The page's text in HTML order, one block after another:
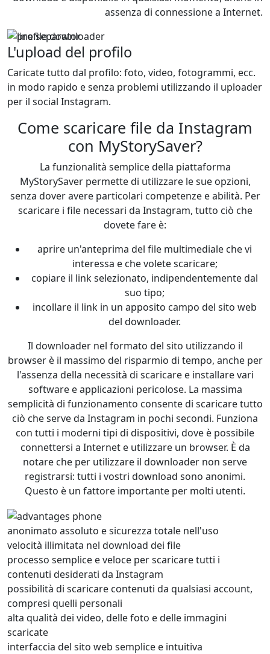
assenza di connessione a Internet.
L'upload del profilo
Caricate tutto dal profilo: foto, video, fotogrammi, ecc.
in modo rapido e senza problemi utilizzando il uploader
per il social Instagram.
Come scaricare file da Instagram
con MyStorySaver?
La funzionalità semplice della piattaforma
MyStorySaver permette di utilizzare le sue opzioni,
senza dover avere particolari competenze e abilità. Per
scaricare i file necessari da Instagram, tutto ciò che
dovete fare è:
aprire un'anteprima del file multimediale che vi
interessa e che volete scaricare;
copiare il link selezionato, indipendentemente dal
suo tipo;
incollare il link in un apposito campo del sito web
del downloader.
Il downloader nel formato del sito utilizzando il
browser è il massimo del risparmio di tempo, anche per
l'assenza della necessità di scaricare e installare vari
software e applicazioni pericolose. La massima
semplicità di funzionamento consente di scaricare tutto
ciò che serve da Instagram in pochi secondi. Funziona
con tutti i moderni tipi di dispositivi, dove è possibile
connettersi a Internet e utilizzare un browser. È da
notare che per utilizzare il downloader non serve
registrarsi: tutti i vostri download sono anonimi.
Questo è un fattore importante per molti utenti.
anonimato assoluto e sicurezza totale nell'uso
velocità illimitata nel download dei file
processo semplice e veloce per scaricare tutti i
contenuti desiderati da Instagram
possibilità di scaricare contenuti da qualsiasi account,
compresi quelli personali
alta qualità dei video, delle foto e delle immagini
scaricate
interfaccia del sito web semplice e intuitiva